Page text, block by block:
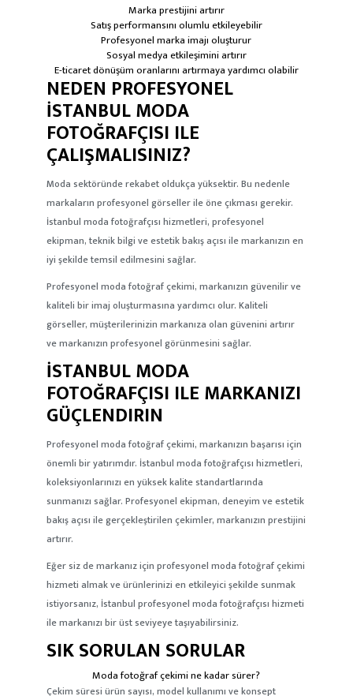
Marka prestijini artırır
Satış performansını olumlu etkileyebilir
Profesyonel marka imajı oluşturur
Sosyal medya etkileşimini artırır
E-ticaret dönüşüm oranlarını artırmaya yardımcı olabilir
NEDEN PROFESYONEL
İSTANBUL MODA
FOTOĞRAFÇISI ILE
ÇALIŞMALISINIZ?
Moda sektöründe rekabet oldukça yüksektir. Bu nedenle
markaların profesyonel görseller ile öne çıkması gerekir.
İstanbul moda fotoğrafçısı hizmetleri, profesyonel
ekipman, teknik bilgi ve estetik bakış açısı ile markanızın en
iyi şekilde temsil edilmesini sağlar.
Profesyonel moda fotoğraf çekimi, markanızın güvenilir ve
kaliteli bir imaj oluşturmasına yardımcı olur. Kaliteli
görseller, müşterilerinizin markanıza olan güvenini artırır
ve markanızın profesyonel görünmesini sağlar.
İSTANBUL MODA
FOTOĞRAFÇISI ILE MARKANIZI
GÜÇLENDIRIN
Profesyonel moda fotoğraf çekimi, markanızın başarısı için
önemli bir yatırımdır. İstanbul moda fotoğrafçısı hizmetleri,
koleksiyonlarınızı en yüksek kalite standartlarında
sunmanızı sağlar. Profesyonel ekipman, deneyim ve estetik
bakış açısı ile gerçekleştirilen çekimler, markanızın prestijini
artırır.
Eğer siz de markanız için profesyonel moda fotoğraf çekimi
hizmeti almak ve ürünlerinizi en etkileyici şekilde sunmak
istiyorsanız, İstanbul profesyonel moda fotoğrafçısı hizmeti
ile markanızı bir üst seviyeye taşıyabilirsiniz.
SIK SORULAN SORULAR
Moda fotoğraf çekimi ne kadar sürer?
Çekim süresi ürün sayısı, model kullanımı ve konsept